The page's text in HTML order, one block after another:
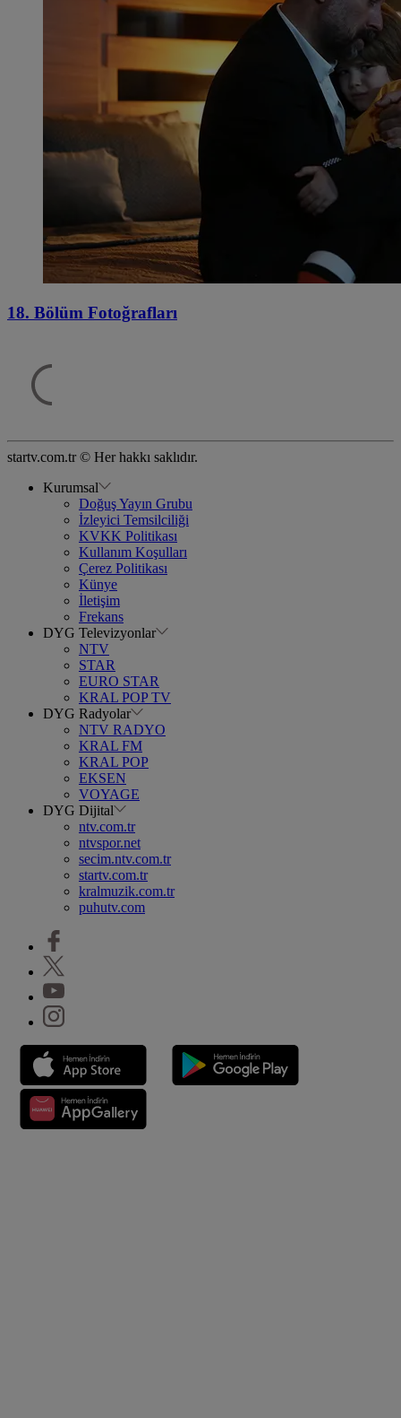
18. Bölüm Fotoğrafları
startv.com.tr © Her hakkı saklıdır.
Kurumsal
Doğuş Yayın Grubu
İzleyici Temsilciliği
KVKK Politikası
Kullanım Koşulları
Çerez Politikası
Künye
İletişim
Frekans
DYG Televizyonlar
NTV
STAR
EURO STAR
KRAL POP TV
DYG Radyolar
NTV RADYO
KRAL FM
KRAL POP
EKSEN
VOYAGE
DYG Dijital
ntv.com.tr
ntvspor.net
secim.ntv.com.tr
startv.com.tr
kralmuzik.com.tr
puhutv.com